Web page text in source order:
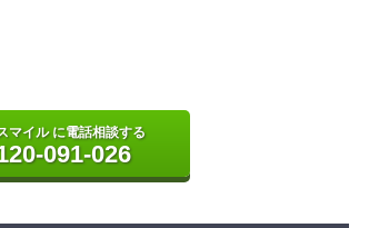
マイル に電話相談する
091-026